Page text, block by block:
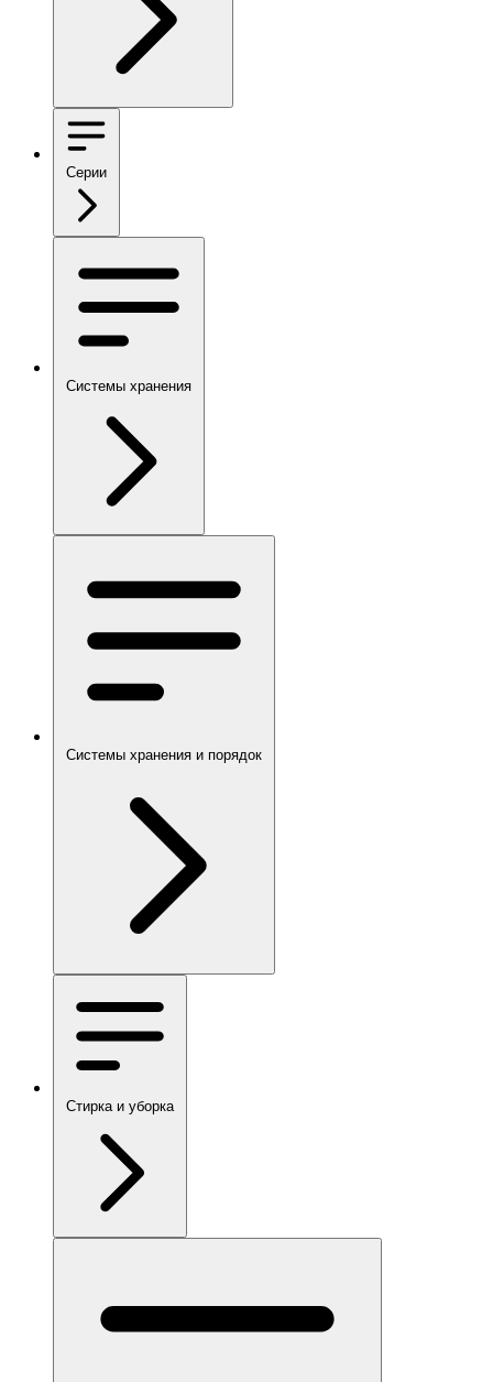
Серии
Системы хранения
Системы хранения и порядок
Стирка и уборка